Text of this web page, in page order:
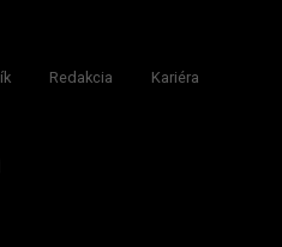
Redakcia Kariéra